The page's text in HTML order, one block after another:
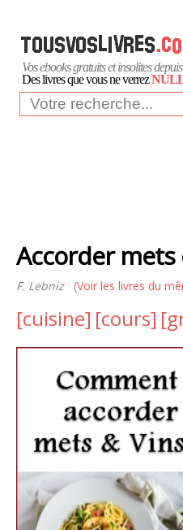
Vos ebooks gratuits et insolites
Des livres que vous ne verrez
Accorder mets
F. Lebniz(Voir les livres du
[cuisine] [cours]